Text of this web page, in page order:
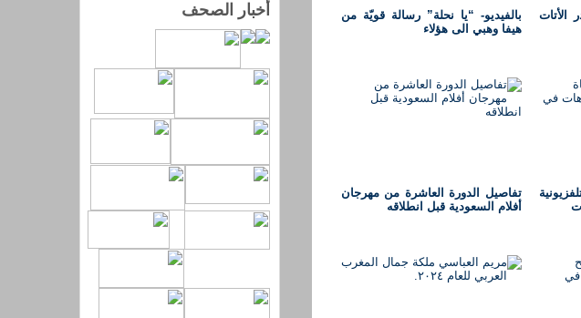
أخبار الصحف
الأتات
بالفيديو- “يا نحلة” رسالة قويّة من
هيفا وهبي الى هؤلاء
تفاصيل الدورة العاشرة من مهرجان
أفلام السعودية قبل انطلاقه